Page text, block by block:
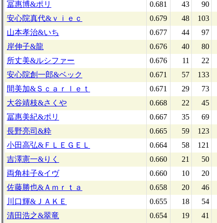
冨惠博&ポリ 0.681 43
90
安心院真代&ｖｉｅｃ
0.679 48
103
山本孝治&いち
0.677 44
97
岸伸子&龍
0.676 40
80
所丈美&ルシファー
0.676 11
22
安心院創一郎&ベック
0.671 57
133
間美加&Ｓｃａｒｌｅｔ
0.671 29
73
大谷靖枝&さくや
0.668 22
45
冨惠美紀&ポリ
0.667 35
69
長野亮司&粋
0.665 59
123
小田高弘&ＦＬＥＧＥＬ
0.664 58
121
吉澤憲一&りく
0.660 21
50
両角桂子&イヴ
0.660 10
20
佐藤勝也&Ａｍｒｔａ
0.658 20
46
川口輝&ＪＡＫＥ
0.655 18
54
清田浩之&翠竜
0.654 19
41